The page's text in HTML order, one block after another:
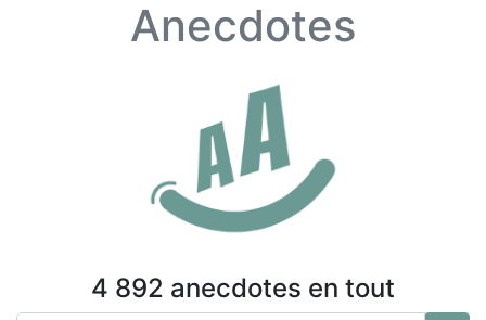
Anecdotes
4 892 anecdotes en tout